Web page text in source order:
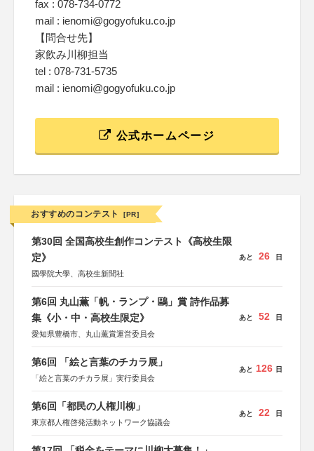
fax : 078-734-0772
mail : ienomi@gogyofuku.co.jp
【問合せ先】
家飲み川柳担当
tel : 078-731-5735
mail : ienomi@gogyofuku.co.jp
公式ホームページ
おすすめのコンテスト [PR]
第30回 全国高校生創作コンテスト《高校生限
定》
國學院大學、高校生新聞社
あと 26 日
第6回 丸山薫「帆・ランプ・鷗」賞 詩作品募
集《小・中・高校生限定》
愛知県豊橋市、丸山薫賞運営委員会
あと 52 日
第6回 「絵と言葉のチカラ展」
「絵と言葉のチカラ展」実行委員会
あと 126 日
第6回「都民の人権川柳」
東京都人権啓発活動ネットワーク協議会
あと 22 日